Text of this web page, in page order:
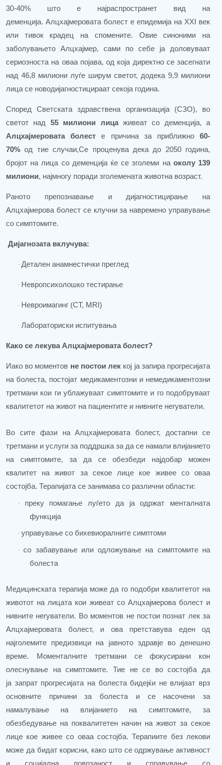
30-40% што е најраспространет вид на
деменција. Алцхајмеровата болест е епидемија на XXI век
или тивок крадец на спомените. Овие синоними на
заболувањето Алцхајмер, сами по себе ја доловуваат
сериозноста на оваа појава, од која директно се засегнати
над 46,8 милиони луѓе ширум светот, додека 9,9 милиони
лица се новодијагностицираат секоја година.
Според Светската здравствена организација (СЗО), во
светот над 55 милиони лица живеат со деменција, а
Алцхајмеровата болест
е причина за приближно60-
70% од тие случаи,Се проценува дека до 2050 година,
бројот на лица со деменција ќе се зголеми на околу 139
милиони, најмногу поради зголемената животна возраст.
Раното препознавање и дијагностицирање на
Алцхајмерова болест се клучни за навремено управување
со симптомите.
Дијагнозата вклучува:
· Детален анамнестички преглед
· Невропсихолошко тестирање
· Невроимагинг (CT, MRI)
· Лабораториски испитувања
Како се лекува Алцхајмеровата болест?
Иако во моментов не постои лек кој ја запира прогресијата
на болеста, постојат медикаментозни и немедикаментозни
третмани кои ги ублажуваат симптомите и го подобруваат
квалитетот на живот на пациентите и нивните негуватели.
Во сите фази на Алцхајмеровата болест, достапни се
третмани и услуги за поддршка за да се намали влијанието
на симптомите, за да се
обезбеди најдобар можен
квалитет на живот за секое лице кое живее
со оваа
состојба. Терапијата се занимава со различни области:
· преку помагање луѓето да ја одржат менталната
функција
· управување со бихевиоралните симптоми
·со забавување или одложување на симптомите на
болеста
Медицинската терапија може да го подобри квалитетот на
животот на лицата кои живеат со Алцхајмерова болест и
нивните негуватели. Во моментов не постои познат лек за
Алцхајмеровата болест,
и ова претставува еден од
најголемите предизвици на јавното здравје во денешно
време. Моменталните третмани се фокусирани кон
олеснување на симптомите. Тие не се во состојба да
ја запрат прогресијата на болеста бидејќи не влијаат врз
основните причини за болеста
и се насочени за
намалување на влијанието на симптомите, за
обезбедување на поквалитетен начин на живот за секое
лице кое живее со оваа состојба. Терапиите без лекови
може да бидат корисни, како што се одржување активност